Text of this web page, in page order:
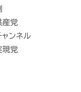
党
ンネル
党